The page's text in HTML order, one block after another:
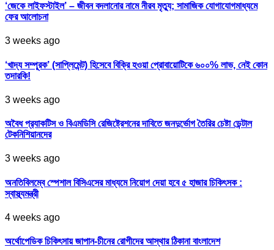
‘জেকে লাইফস্টাইল’ – জীবন বদলানোর নামে নীরব মৃত্যু; সামাজিক যোগাযোগমাধ্যমে
ফের আলোচনা
3 weeks ago
‘খাদ্য সম্পূরক’ (সাপ্লিমেন্ট) হিসেবে বিক্রি হওয়া প্রোবায়োটিকে ৬০০% লাভ, নেই কোন
তদারকি!
3 weeks ago
অবৈধ প্র‍্যাকটিস ও বিএমডিসি রেজিষ্ট্রেশনের দাবিতে জনদুর্ভোগ তৈরির চেষ্টা ডেন্টাল
টেকনিশিয়ানদের
3 weeks ago
অনতিবিলম্বে স্পেশাল বিসিএসের মাধ্যমে নিয়োগ দেয়া হবে ৫ হাজার চিকিৎসক :
স্বাস্থ্যমন্ত্রী
4 weeks ago
অর্থোপেডিক চিকিৎসায় জাপান-চীনের রোগীদের আস্থার ঠিকানা বাংলাদেশ